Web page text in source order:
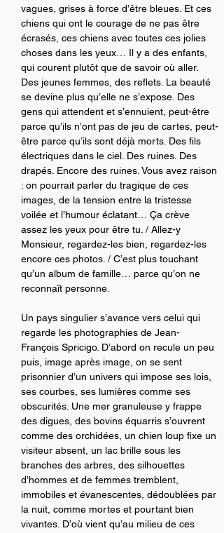
vagues, grises à force d’être bleues. Et ces
chiens qui ont le courage de ne pas être
écrasés, ces chiens avec toutes ces jolies
choses dans les yeux… Il y a des enfants,
qui courent plutôt que de savoir où aller.
Des jeunes femmes, des reflets. La beauté
se devine plus qu’elle ne s’expose. Des
gens qui attendent et s’ennuient, peut-être
parce qu’ils n’ont pas de jeu de cartes, peut-
être parce qu’ils sont déjà morts. Des fils
électriques dans le ciel. Des ruines. Des
drapés. Encore des ruines. Vous avez raison
: on pourrait parler du tragique de ces
images, de la tension entre la tristesse
voilée et l’humour éclatant… Ça crève
assez les yeux pour être tu. / Allez-y
Monsieur, regardez-les bien, regardez-les
encore ces photos. / C’est plus touchant
qu’un album de famille… parce qu’on ne
reconnaît personne.
Un pays singulier s’avance vers celui qui
regarde les photographies de Jean-
François Spricigo. D’abord on recule un peu
puis, image après image, on se sent
prisonnier d’un univers qui impose ses lois,
ses courbes, ses lumières comme ses
obscurités. Une mer granuleuse y frappe
des digues, des bovins équarris s’ouvrent
comme des orchidées, un chien loup fixe un
visiteur absent, un lac brille sous les
branches des arbres, des silhouettes
d’hommes et de femmes tremblent,
immobiles et évanescentes, dédoublées par
la nuit, comme mortes et pourtant bien
vivantes. D’où vient qu’au milieu de ces